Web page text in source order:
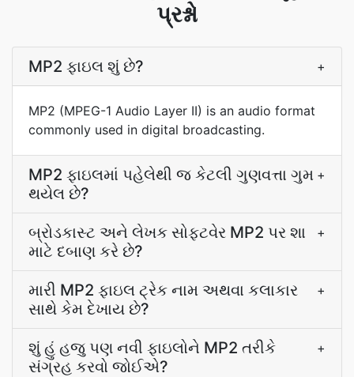
પ્રશ્નો
MP2 ફાઇલ શું છે? +
MP2 (MPEG-1 Audio Layer II) is an audio format
commonly used in digital broadcasting.
MP2 ફાઇલમાં પહેલેથી જ કેટલી ગુણવત્તા ગુમ
થયેલ છે?
+
બ્રોડકાસ્ટ અને લેખક સોફ્ટવેર MP2 પર શા
માટે દબાણ કરે છે?
+
મારી MP2 ફાઇલ ટ્રેક નામ અથવા કલાકાર
સાથે કેમ દેખાય છે?
+
શું હું હજુ પણ નવી ફાઇલોને MP2 તરીકે
સંગ્રહ કરવો જોઈએ?
+